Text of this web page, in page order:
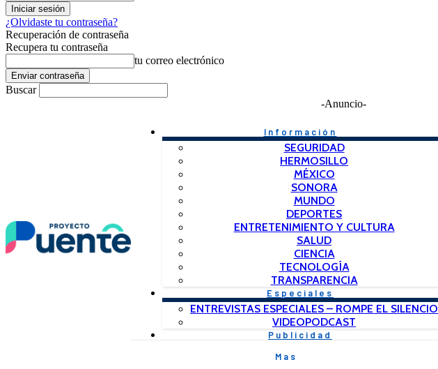
¿Olvidaste tu contraseña?
Recuperación de contraseña
Recupera tu contraseña
tu correo electrónico
Buscar
-Anuncio-
Información
SEGURIDAD
HERMOSILLO
MÉXICO
SONORA
MUNDO
DEPORTES
ENTRETENIMIENTO Y CULTURA
SALUD
CIENCIA
TECNOLOGÍA
TRANSPARENCIA
Especiales
ENTREVISTAS ESPECIALES – ROMPE EL SILENCIO
VIDEOPODCAST
Publicidad
Mas